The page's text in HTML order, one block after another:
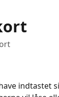
indtastet